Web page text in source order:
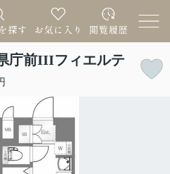
庁前IIIフィエルテ